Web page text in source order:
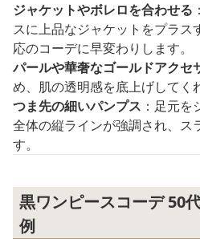
ジャケットやボレロを合わせる
スに上品なジャケットをプラス
応のコーデに早変わりします。
パールや華奢なゴールドアクセ
め、肌の透明感を底上げしてく
つま先の細いパンプス ：足元を
全体の縦ラインが強調され、ス
す。
黒ワンピースコーデ 50
例